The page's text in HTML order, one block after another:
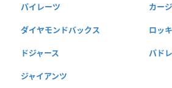
パイレーツ カー
ダイヤモンドバックス ロッ
ドジャース パド
ジャイアンツ